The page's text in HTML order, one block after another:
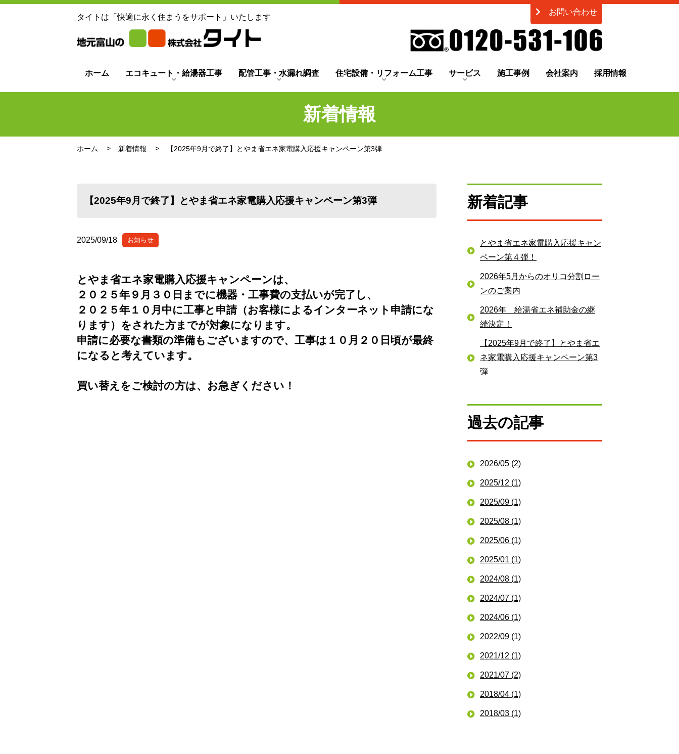
タイトは「快適に永く住まうをサポート」いたします
お問い合わせ
ホーム エコキュート・給湯器工事 配管工事・水漏れ調査 住宅設備・リフォーム工事 サービス 施工事例 会社案内 採用情報
新着情報
ホーム 新着情報 【2025年9月で終了】とやま省エネ家電購入応援キャンペーン第3弾
【2025年9月で終了】とやま省エネ家電購入応援キャンペーン第3弾
2025/09/18 お知らせ
とやま省エネ家電購入応援キャンペーンは、
２０２５年９月３０日までに機器・工事費の支払いが完了し、
２０２５年１０月中に工事と申請（お客様によるインターネット申請にな
ります）をされた方までが対象になります。
申請に必要な書類の準備もございますので、工事は１０月２０日頃が最終
になると考えています。
買い替えをご検討の方は、お急ぎください！
新着記事
とやま省エネ家電購入応援キャン
ペーン第４弾！
2026年5月からのオリコ分割ロー
ンのご案内
2026年 給湯省エネ補助金の継
続決定！
【2025年9月で終了】とやま省エ
ネ家電購入応援キャンペーン第3
弾
過去の記事
2026/05 (2)
2025/12 (1)
2025/09 (1)
2025/08 (1)
2025/06 (1)
2025/01 (1)
2024/08 (1)
2024/07 (1)
2024/06 (1)
2022/09 (1)
2021/12 (1)
2021/07 (2)
2018/04 (1)
2018/03 (1)